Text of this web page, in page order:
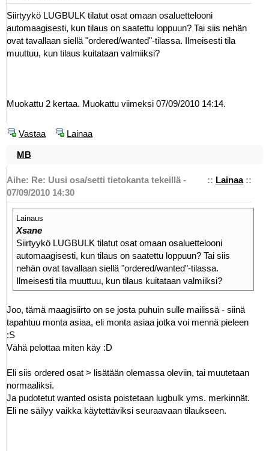
Siirtyykö LUGBULK tilatut osat omaan osaluettelooni
automaagisesti, kun tilaus on saatettu loppuun? Tai siis nehän
ovat tavallaan siellä "ordered/wanted"-tilassa. Ilmeisesti tila
muuttuu, kun tilaus kuitataan valmiiksi?
Muokattu 2 kertaa. Muokattu viimeksi 07/09/2010 14:14.
Vastaa Lainaa
MB
:: Lainaa::
Aihe: Re: Uusi osa/setti tietokanta tekeillä -
07/09/2010 14:30
Lainaus
Xsane
Siirtyykö LUGBULK tilatut osat omaan osaluettelooni
automaagisesti, kun tilaus on saatettu loppuun? Tai siis
nehän ovat tavallaan siellä "ordered/wanted"-tilassa.
Ilmeisesti tila muuttuu, kun tilaus kuitataan valmiiksi?
Joo, tämä maagisiirto on se josta puhuin sulle mailissä - siinä
tapahtuu monta asiaa, eli monta asiaa jotka voi mennä pieleen
:S
Vähä pelottaa miten käy :D
Eli siis ordered osat > lisätään olemassa oleviin, tai muutetaan
normaaliksi.
Ja pudotetut wanted osista poistetaan lugbulk yms. merkinnät.
Eli ne säilyy vaikka käytettäviksi seuraavaan tilaukseen.